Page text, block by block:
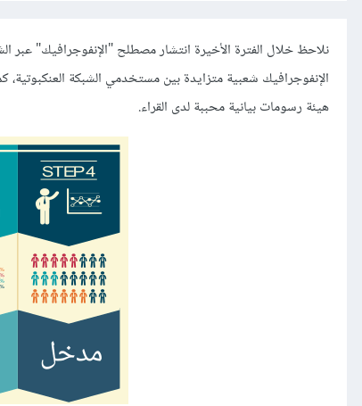
نلاحظ خلال الفترة الأخيرة انتشار مصطلح "الإنفوجرافيك" عبر
الإنفوجرافيك شعبية متزايدة بين مستخدمي الشبكة
هيئة رسومات بيانية محببة لدى القراء.